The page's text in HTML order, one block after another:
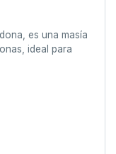
es una masía
ideal para